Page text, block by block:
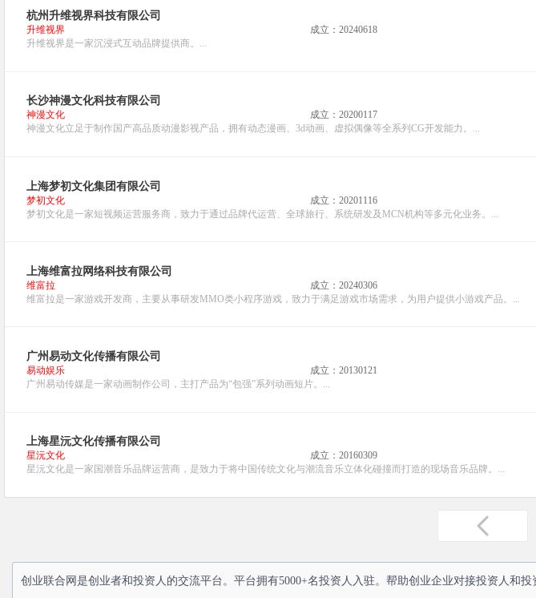
杭州升维视界科技有限公司
升维视界 成立：20240618
升维视界是一家沉浸式互动品牌提供商。...
长沙神漫文化科技有限公司
神漫文化 成立：20200117
神漫文化立足于制作国产高品质动漫影视产品，拥有动态漫画、3d动画、虚拟偶像等全系列CG开发能力。...
上海梦初文化集团有限公司
梦初文化 成立：20201116
梦初文化是一家短视频运营服务商，致力于通过品牌代运营、全球旅行、系统研发及MCN机构等多元化业务。...
上海维富拉网络科技有限公司
维富拉 成立：20240306
维富拉是一家游戏开发商，主要从事研发MMO类小程序游戏，致力于满足游戏市场需求，为用户提供小游戏产品。...
广州易动文化传播有限公司
易动娱乐 成立：20130121
广州易动传媒是一家动画制作公司，主打产品为“包强”系列动画短片。...
上海星沅文化传播有限公司
星沅文化 成立：20160309
星沅文化是一家国潮音乐品牌运营商，是致力于将中国传统文化与潮流音乐立体化碰撞而打造的现场音乐品牌。...
创业联合网是创业者和投资人的交流平台。平台拥有5000+名投资人入驻。帮助创业企业对接投资人和